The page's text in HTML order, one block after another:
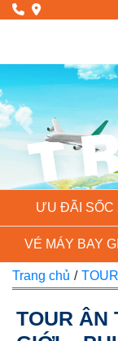
Previous
ƯU ĐÃI SỐC
VÉ MÁY BAY
Trang chủ /
TOUR ÂN